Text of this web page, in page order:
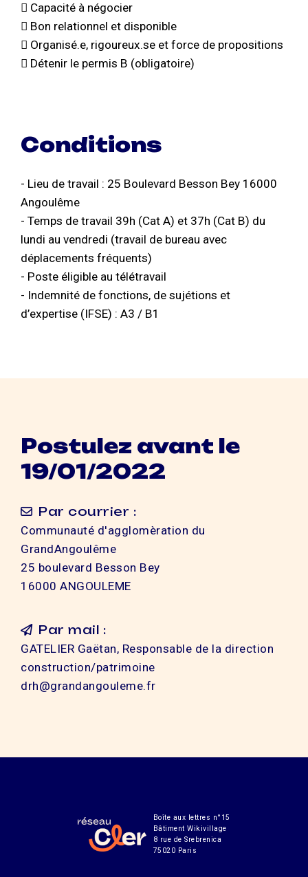
 Capacité à négocier
 Bon relationnel et disponible
 Organisé.e, rigoureux.se et force de propositions
 Détenir le permis B (obligatoire)
Conditions
- Lieu de travail : 25 Boulevard Besson Bey 16000
Angoulême
- Temps de travail 39h (Cat A) et 37h (Cat B) du
lundi au vendredi (travail de bureau avec
déplacements fréquents)
- Poste éligible au télétravail
- Indemnité de fonctions, de sujétions et
d’expertise (IFSE) : A3 / B1
Postulez avant le
19/01/2022
Par courrier :
Communauté d'agglomèration du
GrandAngoulême
25 boulevard Besson Bey
16000 ANGOULEME
Par mail :
GATELIER Gaëtan, Responsable de la direction
construction/patrimoine
drh@grandangouleme.fr
Boîte aux lettres n°15
Bâtiment Wikivillage
8 rue de Srebrenica
75020 Paris